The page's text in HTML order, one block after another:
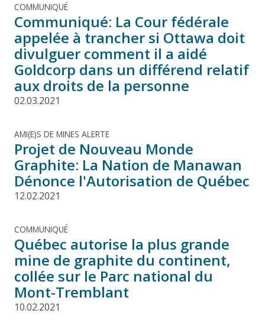
COMMUNIQUÉ
Communiqué: La Cour fédérale
appelée à trancher si Ottawa doit
divulguer comment il a aidé
Goldcorp dans un différend relatif
aux droits de la personne
02.03.2021
AMI(E)S DE MINES ALERTE
Projet de Nouveau Monde
Graphite: La Nation de Manawan
Dénonce l'Autorisation de Québec
12.02.2021
COMMUNIQUÉ
Québec autorise la plus grande
mine de graphite du continent,
collée sur le Parc national du
Mont-Tremblant
10.02.2021